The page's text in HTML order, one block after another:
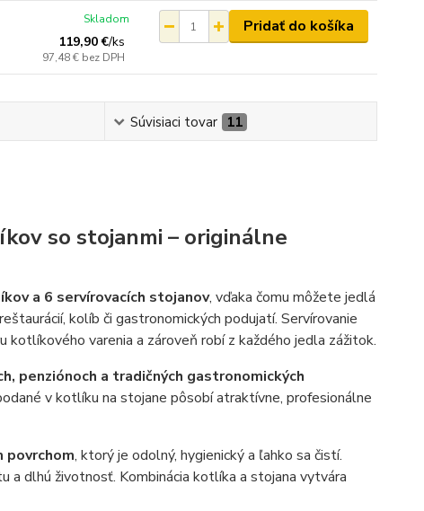
119,90 €/ks
97,48 € bez DPH
Skladom Pridať do košíka
Súvisiaci tovar 11
so stojanmi – originálne
a 6 servírovacích stojanov, vďaka čomu môžete jedlá
kolíb či gastronomických podujatí. Servírovanie
varenia a zároveň robí z každého jedla zážitok.
penziónoch a tradičných gastronomických
v kotlíku na stojane pôsobí atraktívne, profesionálne
povrchom, ktorý je odolný, hygienický a ľahko sa čistí.
a dlhú životnosť. Kombinácia kotlíka a stojana vytvára